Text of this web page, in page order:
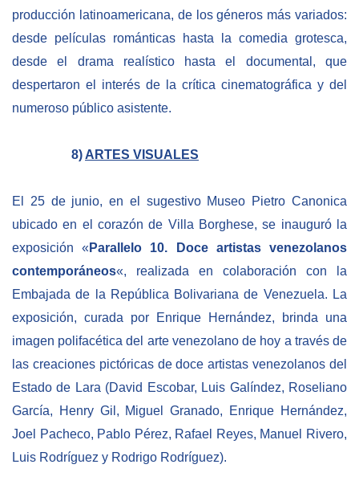
producción latinoamericana, de los géneros más variados:
desde películas románticas hasta la comedia grotesca,
desde el drama realístico hasta el documental, que
despertaron el interés de la crítica cinematográfica y del
numeroso público asistente.
8) ARTES VISUALES
El 25 de junio, en el sugestivo Museo Pietro Canonica
ubicado en el corazón de Villa Borghese, se inauguró la
exposición « Parallelo 10. Doce artistas venezolanos
contemporáneos«, realizada en colaboración con la
Embajada de la República Bolivariana de Venezuela. La
exposición, curada por Enrique Hernández, brinda una
imagen polifacética del arte venezolano de hoy a través de
las creaciones pictóricas de doce artistas venezolanos del
Estado de Lara (David Escobar, Luis Galíndez, Roseliano
García, Henry Gil, Miguel Granado, Enrique Hernández,
Joel Pacheco, Pablo Pérez, Rafael Reyes, Manuel Rivero,
Luis Rodríguez y Rodrigo Rodríguez).